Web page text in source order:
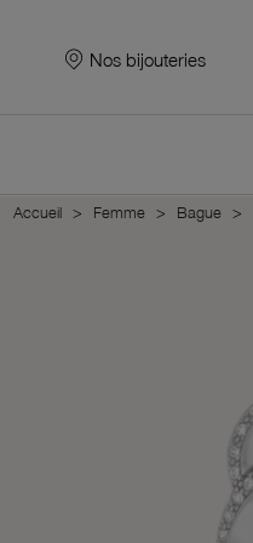
Nos bijouteries
Accueil Femme Bague